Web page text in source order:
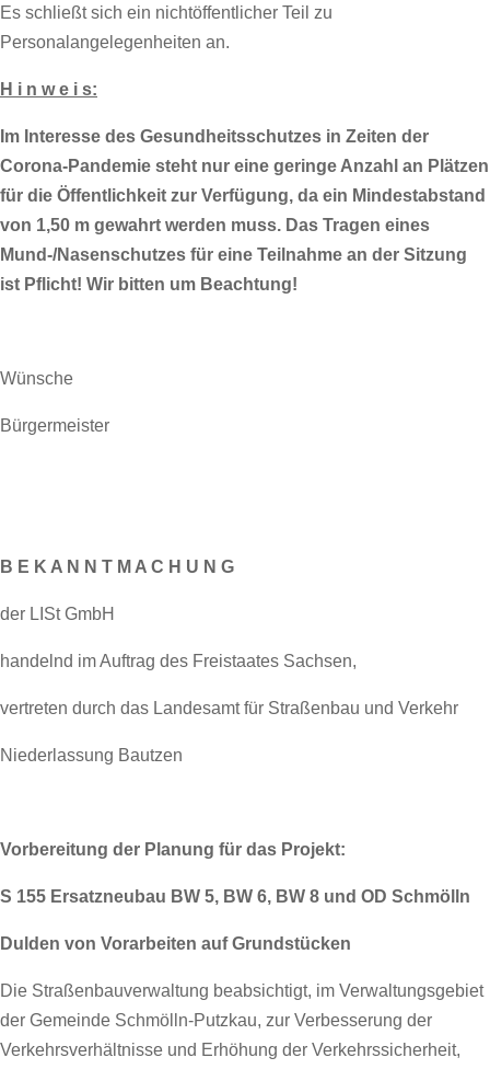
Es schließt sich ein nichtöffentlicher Teil zu
Personalangelegenheiten an.
H i n w e i s:
Im Interesse des Gesundheitsschutzes in Zeiten der
Corona-Pandemie steht nur eine geringe Anzahl an Plätzen
für die Öffentlichkeit zur Verfügung, da ein Mindestabstand
von 1,50 m gewahrt werden muss. Das Tragen eines
Mund-/Nasenschutzes für eine Teilnahme an der Sitzung
ist Pflicht! Wir bitten um Beachtung!
Wünsche
Bürgermeister
B E K A N N T M A C H U N G
der LISt GmbH
handelnd im Auftrag des Freistaates Sachsen,
vertreten durch das Landesamt für Straßenbau und Verkehr
Niederlassung Bautzen
Vorbereitung der Planung für das Projekt:
S 155 Ersatzneubau BW 5, BW 6, BW 8 und OD Schmölln
Dulden von Vorarbeiten auf Grundstücken
Die Straßenbauverwaltung beabsichtigt, im Verwaltungsgebiet
der Gemeinde Schmölln-Putzkau, zur Verbesserung der
Verkehrsverhältnisse und Erhöhung der Verkehrssicherheit,